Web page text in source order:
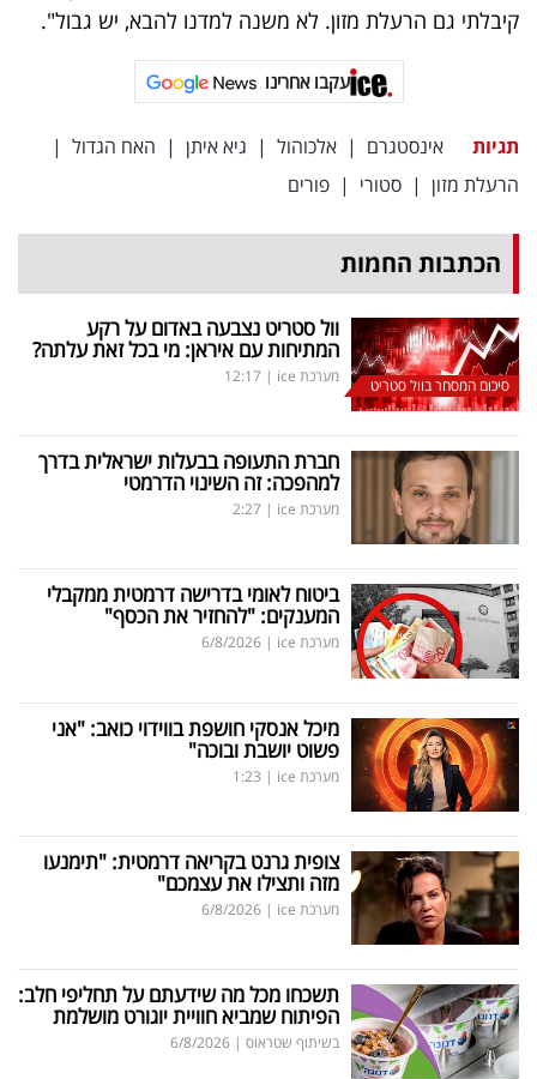
פרסמו
אחרינו:
קיבלתי גם הרעלת מזון. לא משנה למדנו להבא, יש גבול".
עקבו אחרינו
תגיות אינסטגרם | אלכוהול | גיא איתן | האח הגדול |
הרעלת מזון | סטורי | פורים
הכתבות החמות
סיכום המסחר בוול סטריט
וול סטריט נצבעה באדום על רקע
המתיחות עם איראן: מי בכל זאת עלתה?
מערכת ice |
12:17
חברת התעופה בבעלות ישראלית בדרך
למהפכה: זה השינוי הדרמטי
מערכת ice |
2:27
ביטוח לאומי בדרישה דרמטית ממקבלי
המענקים: "להחזיר את הכסף"
מערכת ice |
6/8/2026
מיכל אנסקי חושפת בווידוי כואב: "אני
פשוט יושבת ובוכה"
מערכת ice |
1:23
צופית גרנט בקריאה דרמטית: "תימנעו
מזה ותצילו את עצמכם"
מערכת ice |
6/8/2026
תשכחו מכל מה שידעתם על תחליפי חלב:
הפיתוח שמביא חוויית יוגורט מושלמת
בשיתוף שטראוס |
6/8/2026